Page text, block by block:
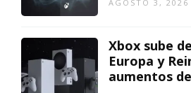
AGOSTO 3, 2026
Xbox sube
Europa y
aumentos